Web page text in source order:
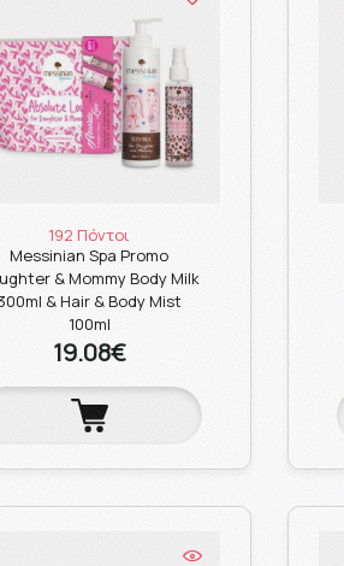
192 Πόντοι
Messinian Spa Promo
& Mommy Body Milk
& Hair & Body Mist
100ml
19.08€